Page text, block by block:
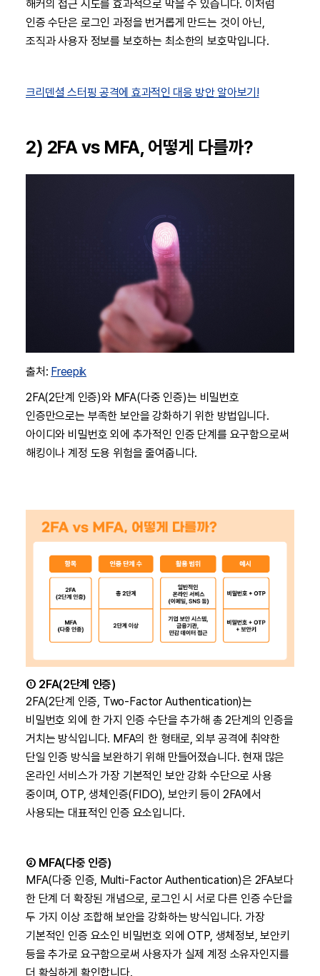
해커의 접근 시도를 효과적으로 막을 수 있습니다. 이처럼
인증 수단은 로그인 과정을 번거롭게 만드는 것이 아닌,
조직과 사용자 정보를 보호하는 최소한의 보호막입니다.
크리덴셜 스터핑 공격에 효과적인 대응 방안 알아보기!
2) 2FA vs MFA, 어떻게 다를까?
출처: Freepik
2FA(2단계 인증)와 MFA(다중 인증)는 비밀번호
인증만으로는 부족한 보안을 강화하기 위한 방법입니다.
아이디와 비밀번호 외에 추가적인 인증 단계를 요구함으로써
해킹이나 계정 도용 위험을 줄여줍니다.
① 2FA(2단계 인증)
2FA(2단계 인증, Two-Factor Authentication)는
비밀번호 외에 한 가지 인증 수단을 추가해 총 2단계의 인증을
거치는 방식입니다. MFA의 한 형태로, 외부 공격에 취약한
단일 인증 방식을 보완하기 위해 만들어졌습니다. 현재 많은
온라인 서비스가 가장 기본적인 보안 강화 수단으로 사용
중이며, OTP, 생체인증(FIDO), 보안키 등이 2FA에서
사용되는 대표적인 인증 요소입니다.
② MFA(다중 인증)
MFA(다중 인증, Multi-Factor Authentication)은 2FA보다
한 단계 더 확장된 개념으로, 로그인 시 서로 다른 인증 수단을
두 가지 이상 조합해 보안을 강화하는 방식입니다. 가장
기본적인 인증 요소인 비밀번호 외에 OTP, 생체정보, 보안키
등을 추가로 요구함으로써 사용자가 실제 계정 소유자인지를
더 확실하게 확인합니다.